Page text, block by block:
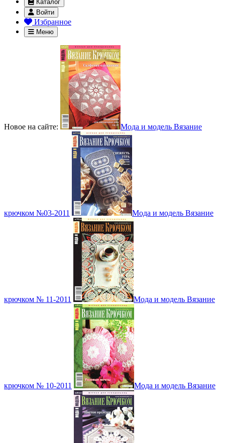
Каталог
Войти
Избранное
Меню
Новое на сайте: Мода и модель Вязание
крючком №03-2011 Мода и модель Вязание
крючком № 11-2011 Мода и модель Вязание
крючком № 10-2011 Мода и модель Вязание